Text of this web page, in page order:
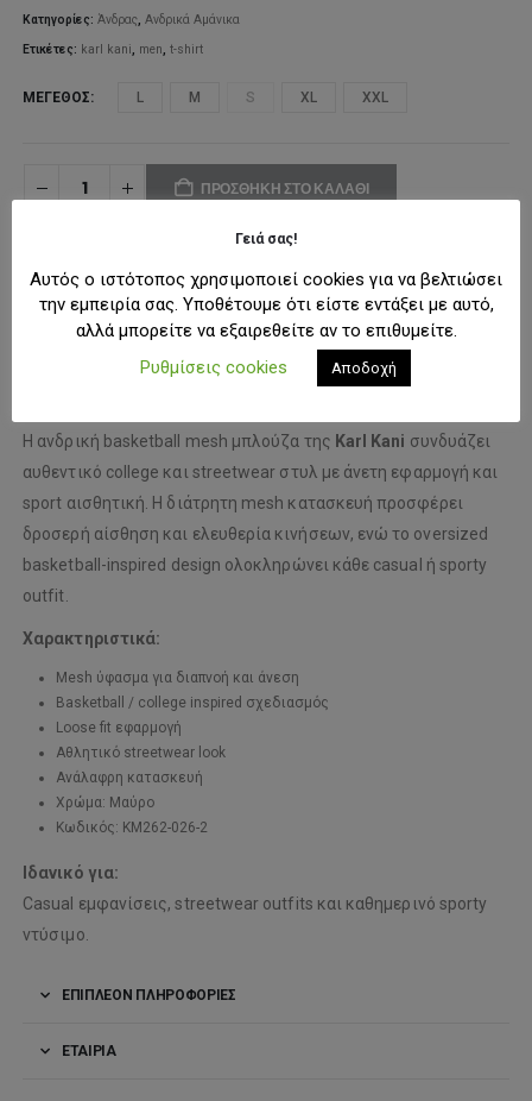
Κατηγορίες:Άνδρας,Ανδρικά Αμάνικα
Ετικέτες: karl kani, men,t-shirt
ΜΈΓΕΘΟΣ L M S XL XXL
ΠΡΟΣΘΉΚΗ ΣΤΟ ΚΑΛΆΘΙ
ΠΡΟΣΘΉΚΗ ΣΤΗ ΛΊΣΤΑ ΕΠΙΘΥΜΙΏΝ
ΠΕΡΙΓΡΑΦΉ
Η ανδρική basketball mesh μπλούζα της Karl Kani συνδυάζει
αυθεντικό college και streetwear στυλ με άνετη εφαρμογή και
sport αισθητική. Η διάτρητη mesh κατασκευή προσφέρει
δροσερή αίσθηση και ελευθερία κινήσεων, ενώ το oversized
basketball-inspired design ολοκληρώνει κάθε casual ή sporty
outfit.
Χαρακτηριστικά:
Mesh ύφασμα για διαπνοή και άνεση
Basketball / college inspired σχεδιασμός
Loose fit εφαρμογή
Αθλητικό streetwear look
Ανάλαφρη κατασκευή
Χρώμα: Μαύρο
Κωδικός: KM262-026-2
Ιδανικό για:
Casual εμφανίσεις, streetwear outfits και καθημερινό sporty
ντύσιμο.
ΕΠΙΠΛΈΟΝ ΠΛΗΡΟΦΟΡΊΕΣ
ΕΤΑΙΡΊΑ
Γειά σας!
Αυτός ο ιστότοπος χρησιμοποιεί cookies για να βελτιώσει
την εμπειρία σας. Υποθέτουμε ότι είστε εντάξει με αυτό,
αλλά μπορείτε να εξαιρεθείτε αν το επιθυμείτε.
Ρυθμίσεις cookies
Αποδοχή